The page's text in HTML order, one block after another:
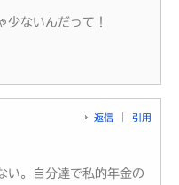
少ないんだって！
返信 引用
い。自分達で私的年金の